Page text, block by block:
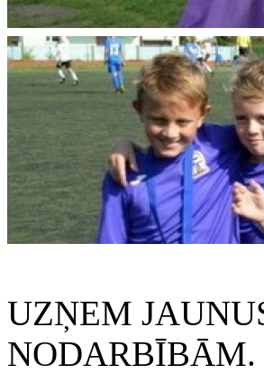
UZŅEM
NODARBĪBĀM.